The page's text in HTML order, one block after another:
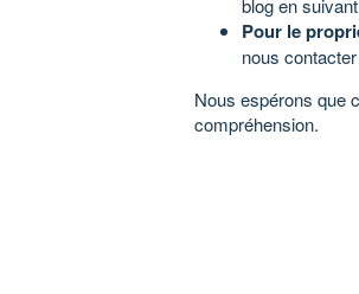
blog en suivant
Pour le
nous
Nous espérons que
compréhension.